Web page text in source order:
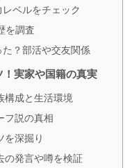
ベルをチェック
を調査
？部活や交友関係
実家や国籍の真実
構成と生活環境
フ説の真相
を深掘り
の発言や噂を検証